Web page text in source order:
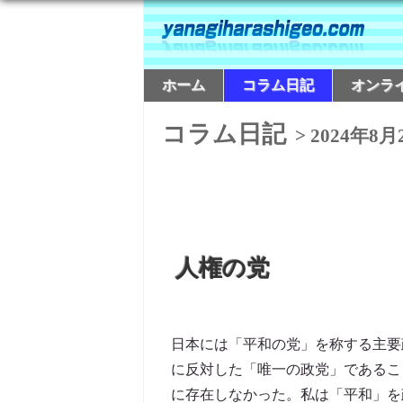
ホーム コラム日記 オンラ
コラム日記> 2024年8月
人権の党
日本には「平和の党」を称する主
に反対した「唯一の政党」である
に存在しなかった。私は「平和」